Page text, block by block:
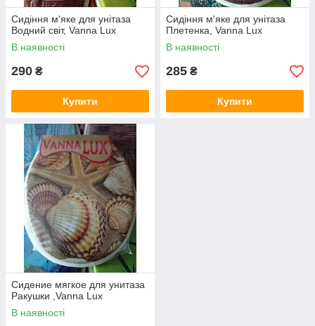
Сидіння м'яке для унітаза
Водний світ, Vanna Lux
В наявності
290 ₴
Купити
Сидіння м'яке для унітаза
Плетенка, Vanna Lux
В наявності
285 ₴
Купити
Сидение мягкое для унитаза
Ракушки ,Vanna Lux
В наявності